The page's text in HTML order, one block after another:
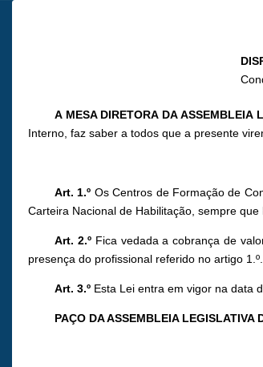
A MESA DIRETORA DA ASSEMBLEIA
Interno, faz saber a todos que a presente
Art. 1.º Os Centros de Formação de
Carteira Nacional de Habilitação, sempre
Art. 2.ºFica vedada a cobrança de
presença do profissional referido no artigo 1.º.
Art. 3.º Esta Lei entra em vigor na data
PAÇO DA ASSEMBLEIA LEGISLATIVA